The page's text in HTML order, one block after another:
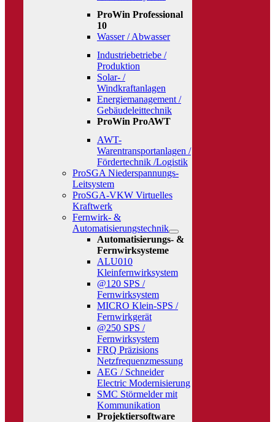
ProWin Professional
10
Wasser / Abwasser
Industriebetriebe /
Produktion
Solar- /
Windkraftanlagen
Energiemanagement /
Gebäudeleittechnik
ProWin ProAWT
AWT-
Warentransportanlagen /
Fördertechnik /Logistik
ProSGA Niederspannungs-
Leitsystem
ProSGA-VKW Virtuelles
Kraftwerk
Fernwirk- &
Automatisierungstechnik
Automatisierungs- &
Fernwirksysteme
ALU010
Kleinfernwirksystem
@120 SPS /
Fernwirksystem
MICRO Klein-SPS /
Fernwirkgerät
@250 SPS /
Fernwirksystem
FRQ Präzisions
Netzfrequenzmessung
AEG / Schneider
Electric Modernisierung
SMC Störmelder mit
Kommunikation
Projektiersoftware